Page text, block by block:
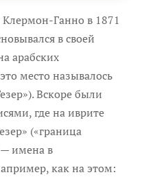
Ганно в 1871
в своей
арабских
место называлось
Вскоре были
где на иврите
(«граница
— имена в
как на этом: